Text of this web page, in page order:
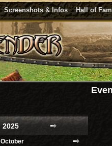
Screenshots & Infos Hall of
2025
October